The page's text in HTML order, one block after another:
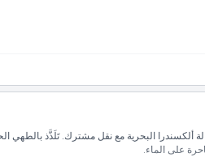
البحرية مع نقل مشترك. تَلَذَّذ بالطهي
على الماء.